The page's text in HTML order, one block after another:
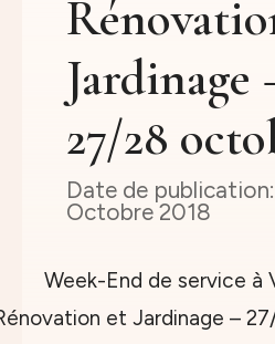
Jardinage
27/28
Octobre 2018